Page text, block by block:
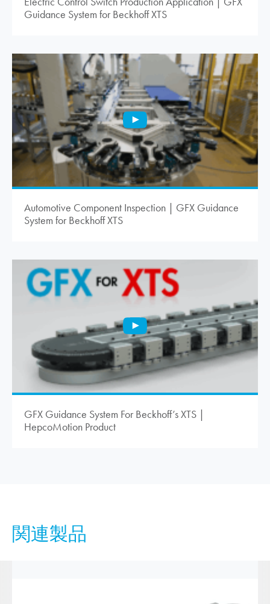
Guidance System for Beckhoff XTS
Automotive Component Inspection | GFX Guidance
System for Beckhoff XTS
GFX Guidance System For Beckhoff’s XTS |
HepcoMotion Product
関連製品